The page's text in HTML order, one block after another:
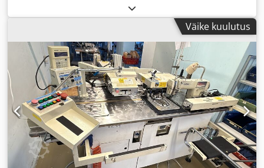
, sisendpinge:
pneumaatiline ühendus:7 latt,
Väike kuulutus